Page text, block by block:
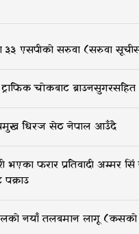
३३ एसपीको सरुवा (सरुवा
चोकबाट
धिरज सेठ नेपाल आउँदै
भएका फरार प्रतिवादी अम्मर सिं
बलको नयाँ तलबमान लागू